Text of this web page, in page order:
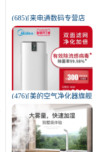
(685)[来电通数码专营店
USB加湿器]加湿器家用静
音卧室小米小型空气无线
可月销量213件仅售29元
(476)[美的空气净化器旗舰
店空气净化,氧吧]美的空气
净化器家用除甲醛月销量
170件仅售3698元